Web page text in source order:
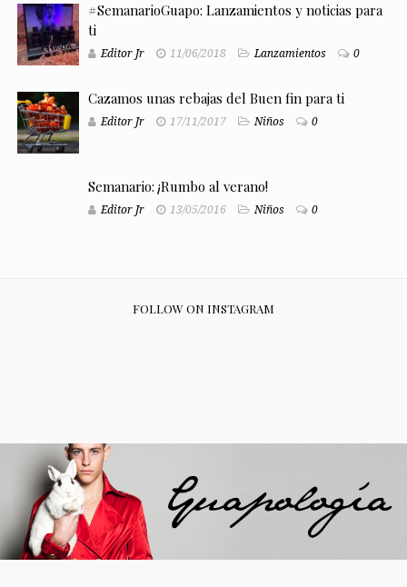
#SemanarioGuapo: Lanzamientos y noticias para
ti
Editor Jr 11/06/2018 Lanzamientos 0
Cazamos unas rebajas del Buen fin para ti
Editor Jr 17/11/2017 Niños 0
Semanario: ¡Rumbo al verano!
Editor Jr 13/05/2016 Niños 0
FOLLOW ON INSTAGRAM